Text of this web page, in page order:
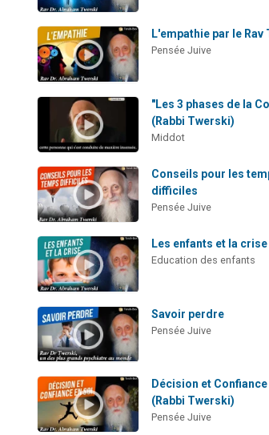
L'empathie par le Rav
Pensée Juive
"Les 3 phases de la
(Rabbi Twerski)
Middot
Conseils pour les
difficiles
Pensée Juive
Les enfants et la crise
Education des enfants
Savoir perdre
Pensée Juive
Décision et
(Rabbi Twerski)
Pensée Juive